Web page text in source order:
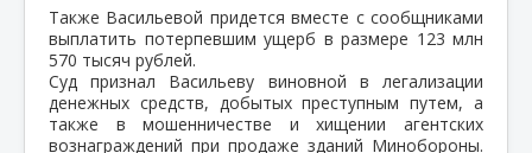
Также Васильевой придется вместе с сообщниками
выплатить потерпевшим ущерб в размере 123 млн
570 тысяч рублей.
Суд признал Васильеву виновной в легализации
денежных средств, добытых преступным путем, а
также в мошенничестве и хищении агентских
вознаграждений при продаже зданий Минобороны.